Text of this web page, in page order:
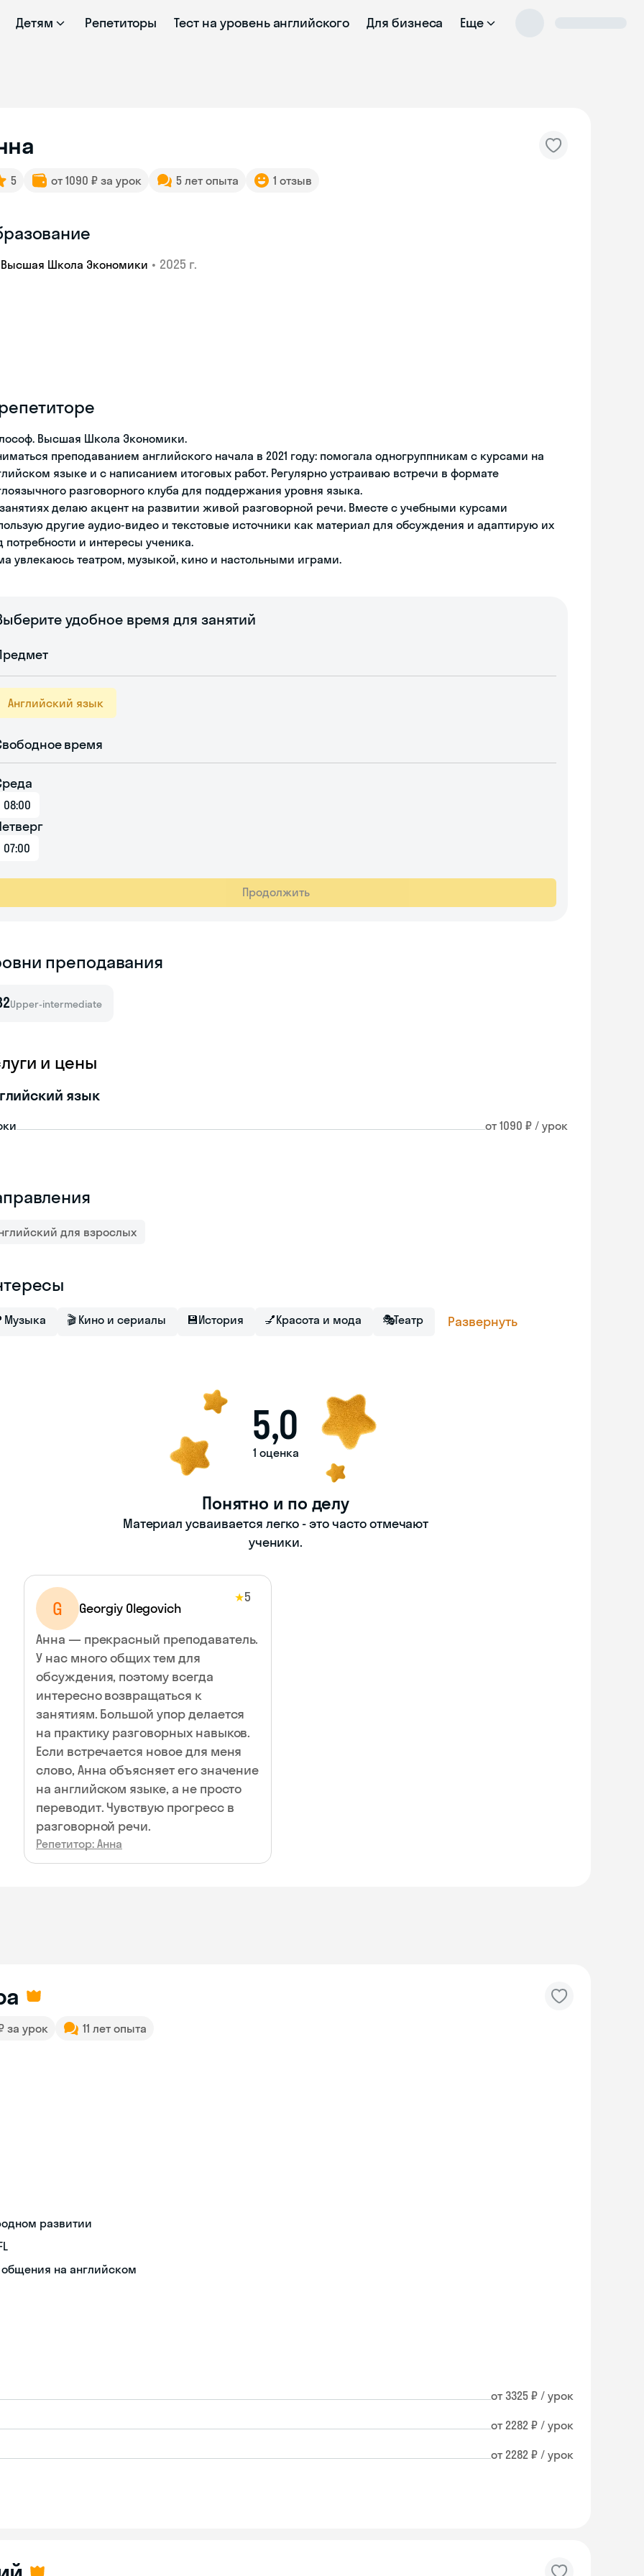
Детям Репетиторы Тест на уровень английского Для бизнеса Еще
5 от 1090 ₽ за урок 5 лет опыта 1 отзыв
Высшая Школа Экономики • 2025 г.
Высшая Школа Экономики.
преподаванием английского начала в 2021 году: помогала одногруппникам с курсами на
языке и с написанием итоговых работ. Регулярно устраиваю встречи в формате
разговорного клуба для поддержания уровня языка.
делаю акцент на развитии живой разговорной речи. Вместе с учебными курсами
другие аудио-видео и текстовые источники как материал для обсуждения и адаптирую их
потребности и интересы ученика.
увлекаюсь театром, музыкой, кино и настольными играми.
удобное время для занятий
Английский язык
время
08:00
07:00
Продолжить
преподавания
Upper-intermediate
и цены
язык
от 1090 ₽ / урок
для взрослых
Музыка 🎬 Кино и сериалы 💾История 💅Красота и мода 🎭Театр Развернуть
5,0
1 оценка
Понятно и по делу
Материал усваивается легко - это часто отмечают
ученики.
G Georgiy Olegovich
★5
Анна — прекрасный преподаватель.
У нас много общих тем для
обсуждения, поэтому всегда
интересно возвращаться к
занятиям. Большой упор делается
на практику разговорных навыков.
Если встречается новое для меня
слово, Анна объясняет его значение
на английском языке, а не просто
переводит. Чувствую прогресс в
разговорной речи.
Репетитор: Анна
за урок 11 лет опыта
развитии
общения на английском
от 3325 ₽ / урок
от 2282 ₽ / урок
от 2282 ₽ / урок